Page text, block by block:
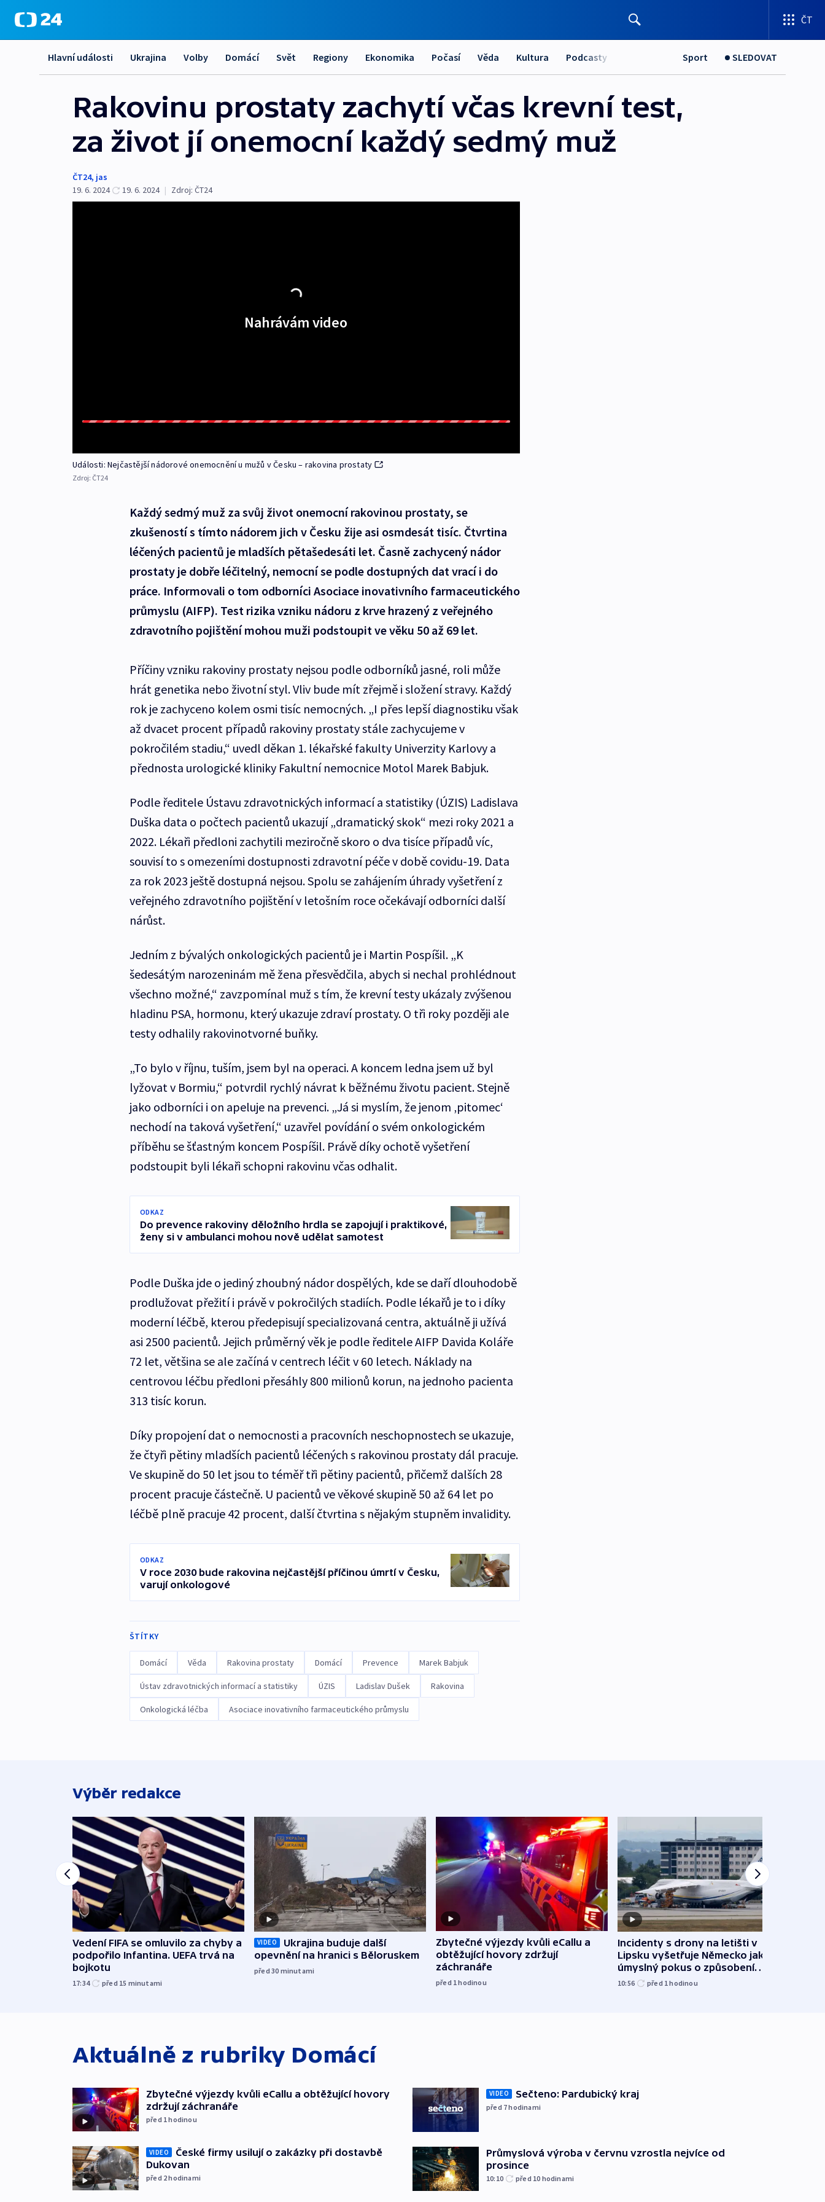
ČT
Hlavní události Ukrajina Volby Domácí Svět Regiony Ekonomika Počasí Věda Kultura Podcasty Sport SLEDOVAT
Rakovinu prostaty zachytí včas krevní test,
za život jí onemocní každý sedmý muž
ČT24, jas
19. 6. 2024
19. 6. 2024 | Zdroj: ČT24
Nahrávám video
Události: Nejčastější nádorové onemocnění u mužů v Česku – rakovina prostaty
Zdroj: ČT24
Každý sedmý muž za svůj život onemocní rakovinou prostaty, se
zkušeností s tímto nádorem jich v Česku žije asi osmdesát tisíc. Čtvrtina
léčených pacientů je mladších pětašedesáti let. Časně zachycený nádor
prostaty je dobře léčitelný, nemocní se podle dostupných dat vrací i do
práce. Informovali o tom odborníci Asociace inovativního farmaceutického
průmyslu (AIFP). Test rizika vzniku nádoru z krve hrazený z veřejného
zdravotního pojištění mohou muži podstoupit ve věku 50 až 69 let.
Příčiny vzniku rakoviny prostaty nejsou podle odborníků jasné, roli může
hrát genetika nebo životní styl. Vliv bude mít zřejmě i složení stravy. Každý
rok je zachyceno kolem osmi tisíc nemocných. „I přes lepší diagnostiku však
až dvacet procent případů rakoviny prostaty stále zachycujeme v
pokročilém stadiu,“ uvedl děkan 1. lékařské fakulty Univerzity Karlovy a
přednosta urologické kliniky Fakultní nemocnice Motol Marek Babjuk.
Podle ředitele Ústavu zdravotnických informací a statistiky (ÚZIS) Ladislava
Duška data o počtech pacientů ukazují „dramatický skok“ mezi roky 2021 a
2022. Lékaři předloni zachytili meziročně skoro o dva tisíce případů víc,
souvisí to s omezeními dostupnosti zdravotní péče v době covidu-19. Data
za rok 2023 ještě dostupná nejsou. Spolu se zahájením úhrady vyšetření z
veřejného zdravotního pojištění v letošním roce očekávají odborníci další
nárůst.
Jedním z bývalých onkologických pacientů je i Martin Pospíšil. „K
šedesátým narozeninám mě žena přesvědčila, abych si nechal prohlédnout
všechno možné,“ zavzpomínal muž s tím, že krevní testy ukázaly zvýšenou
hladinu PSA, hormonu, který ukazuje zdraví prostaty. O tři roky později ale
testy odhalily rakovinotvorné buňky.
„To bylo v říjnu, tuším, jsem byl na operaci. A koncem ledna jsem už byl
lyžovat v Bormiu,“ potvrdil rychlý návrat k běžnému životu pacient. Stejně
jako odborníci i on apeluje na prevenci. „Já si myslím, že jenom ‚pitomec‘
nechodí na taková vyšetření,“ uzavřel povídání o svém onkologickém
příběhu se šťastným koncem Pospíšil. Právě díky ochotě vyšetření
podstoupit byli lékaři schopni rakovinu včas odhalit.
ODKAZ
Do prevence rakoviny děložního hrdla se zapojují i praktikové,
ženy si v ambulanci mohou nově udělat samotest
Podle Duška jde o jediný zhoubný nádor dospělých, kde se daří dlouhodobě
prodlužovat přežití i právě v pokročilých stadiích. Podle lékařů je to i díky
moderní léčbě, kterou předepisují specializovaná centra, aktuálně ji užívá
asi 2500 pacientů. Jejich průměrný věk je podle ředitele AIFP Davida Koláře
72 let, většina se ale začíná v centrech léčit v 60 letech. Náklady na
centrovou léčbu předloni přesáhly 800 milionů korun, na jednoho pacienta
313 tisíc korun.
Díky propojení dat o nemocnosti a pracovních neschopnostech se ukazuje,
že čtyři pětiny mladších pacientů léčených s rakovinou prostaty dál pracuje.
Ve skupině do 50 let jsou to téměř tři pětiny pacientů, přičemž dalších 28
procent pracuje částečně. U pacientů ve věkové skupině 50 až 64 let po
léčbě plně pracuje 42 procent, další čtvrtina s nějakým stupněm invalidity.
ODKAZ
V roce 2030 bude rakovina nejčastější příčinou úmrtí v Česku,
varují onkologové
ŠTÍTKY
Domácí Věda Rakovina prostaty Domácí Prevence Marek Babjuk
Ústav zdravotnických informací a statistiky ÚZIS Ladislav Dušek Rakovina
Onkologická léčba Asociace inovativního farmaceutického průmyslu
Výběr redakce
Vedení FIFA se omluvilo za chyby a
podpořilo Infantina. UEFA trvá na
bojkotu
17:34 před 15 minutami
VIDEO
Ukrajina buduje další
opevnění na hranici s Běloruskem
před 30 minutami
Zbytečné výjezdy kvůli eCallu a
obtěžující hovory zdržují
záchranáře
před 1hodinou
Incidenty s drony na letišti v
Lipsku vyšetřuje Německo jako
úmyslný pokus o způsobení
exploze
10:56 před 1hodinou
Aktuálně z rubriky Domácí
Zbytečné výjezdy kvůli eCallu a obtěžující hovory
zdržují záchranáře
před 1hodinou
VIDEO
České firmy usilují o zakázky při dostavbě
Dukovan
před 2hodinami
VIDEO Sečteno: Pardubický kraj
před 7hodinami
Průmyslová výroba v červnu vzrostla nejvíce od
prosince
10:10 před 10 hodinami